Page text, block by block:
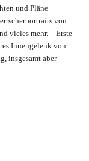
und Pläne
von
vieles mehr. – Erste
Innengelenk von
insgesamt aber